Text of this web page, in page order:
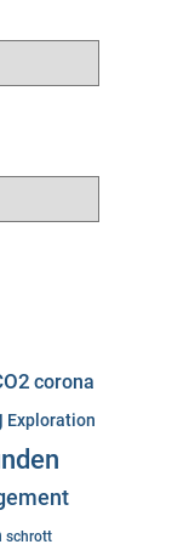
corona
Exploration
schrott